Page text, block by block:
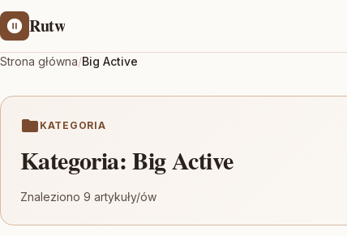
Rutw
Strona główna/Big Active
KATEGORIA
Kategoria:Big Active
Znaleziono 9 artykuły/ów